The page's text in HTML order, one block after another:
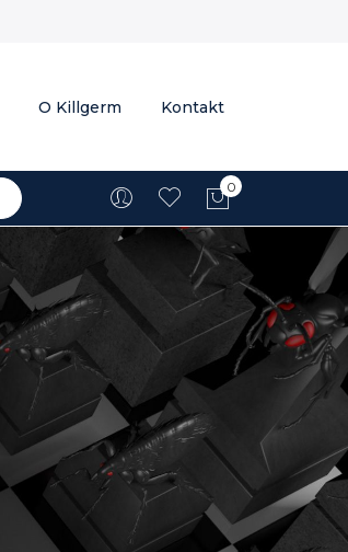
O Killgerm Kontakt
Mój koszyk
0